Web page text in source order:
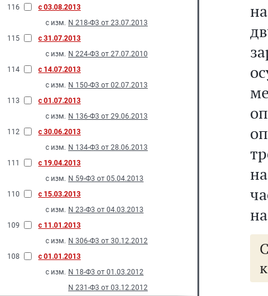
116
с 03.08.2013
с изм. N 218-Ф3 от 23.07.2013
115
с 31.07.2013
с изм. N 224-Ф3 от 27.07.2010
114
с 14.07.2013
с изм. N 150-Ф3 от 02.07.2013
113
с 01.07.2013
с изм. N 136-Ф3 от 29.06.2013
112
с 30.06.2013
с изм. N 134-Ф3 от 28.06.2013
111
с 19.04.2013
с изм. N 59-Ф3 от 05.04.2013
110
с 15.03.2013
с изм. N 23-Ф3 от 04.03.2013
109
с 11.01.2013
с изм. N 306-Ф3 от 30.12.2012
108
с 01.01.2013
с изм. N 18-Ф3 от 01.03.2012
N 231-Ф3 от 03.12.2012